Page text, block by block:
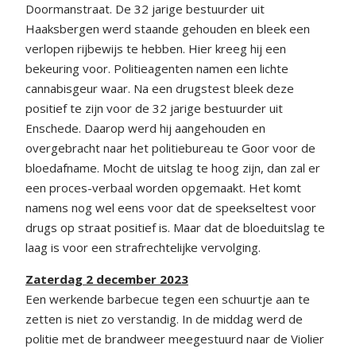
Doormanstraat. De 32 jarige bestuurder uit
Haaksbergen werd staande gehouden en bleek een
verlopen rijbewijs te hebben. Hier kreeg hij een
bekeuring voor. Politieagenten namen een lichte
cannabisgeur waar. Na een drugstest bleek deze
positief te zijn voor de 32 jarige bestuurder uit
Enschede. Daarop werd hij aangehouden en
overgebracht naar het politiebureau te Goor voor de
bloedafname. Mocht de uitslag te hoog zijn, dan zal er
een proces-verbaal worden opgemaakt. Het komt
namens nog wel eens voor dat de speekseltest voor
drugs op straat positief is. Maar dat de bloeduitslag te
laag is voor een strafrechtelijke vervolging.
Zaterdag 2 december 2023
Een werkende barbecue tegen een schuurtje aan te
zetten is niet zo verstandig. In de middag werd de
politie met de brandweer meegestuurd naar de Violier